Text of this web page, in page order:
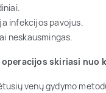
infekcijos pavojus.
neskausmingas.
skiriasi nuo
venų gydymo